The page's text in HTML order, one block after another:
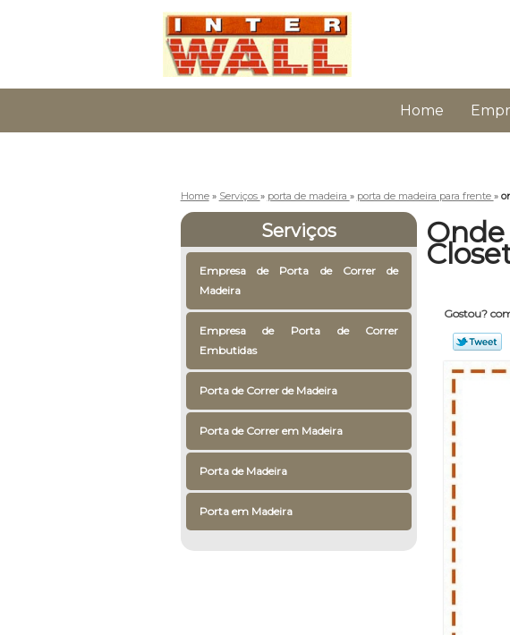
Home
Home » Serviços » porta de madeira » porta de madeira para frente »
Serviços
Empresa de Porta de Correr de
Madeira
Empresa de Porta de Correr
Embutidas
Porta de Correr de Madeira
Porta de Correr em Madeira
Porta de Madeira
Porta em Madeira
Gostou?